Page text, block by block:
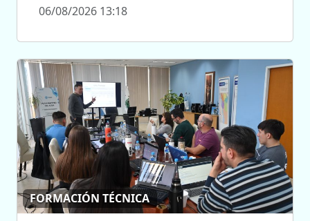
06/08/2026 13:18
FORMACIÓN TÉCNICA